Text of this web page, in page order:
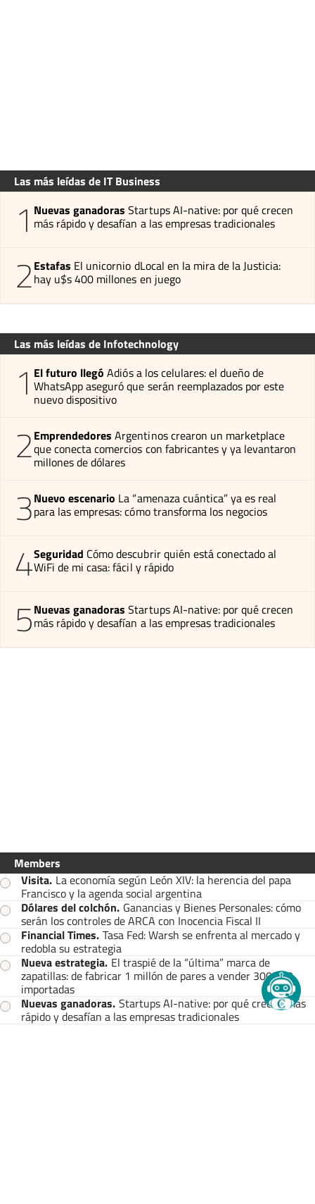
Las más leídas de IT Business
1 Nuevas ganadoras Startups AI-native: por qué crecen
más rápido y desafían a las empresas tradicionales
2Estafas El unicornio dLocal en la mira de la Justicia:
hay u$s 400 millones en juego
Las más leídas de Infotechnology
1 El futuro llegó Adiós a los celulares: el dueño de
WhatsApp aseguró que serán reemplazados por este
nuevo dispositivo
2Emprendedores Argentinos crearon un marketplace
que conecta comercios con fabricantes y ya levantaron
millones de dólares
3Nuevo escenario La “amenaza cuántica” ya es real
para las empresas: cómo transforma los negocios
4Seguridad Cómo descubrir quién está conectado al
WiFi de mi casa: fácil y rápido
5Nuevas ganadoras Startups AI-native: por qué crecen
más rápido y desafían a las empresas tradicionales
Members
Visita. La economía según León XIV: la herencia del papa
Francisco y la agenda social argentina
Dólares del colchón. Ganancias y Bienes Personales: cómo
serán los controles de ARCA con Inocencia Fiscal II
Financial Times. Tasa Fed: Warsh se enfrenta al mercado y
redobla su estrategia
Nueva estrategia. El traspié de la “última” marca de
zapatillas: de fabricar 1 millón de pares a vender 300.000
importadas
Nuevas ganadoras. Startups AI-native: por qué crecen más
rápido y desafían a las empresas tradicionales